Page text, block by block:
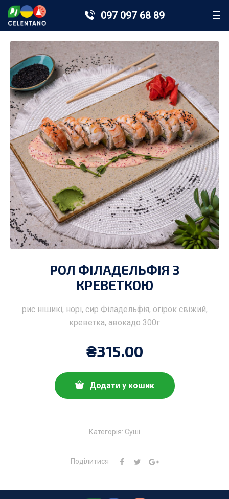
097 097 68 89
РОЛ ФІЛАДЕЛЬФІЯ З
КРЕВЕТКОЮ
рис нішикі, норі, сир Філадельфія, огірок свіжий,
креветка, авокадо 300г
₴315.00
Додати у кошик
Категорія: Суші
Поділитися